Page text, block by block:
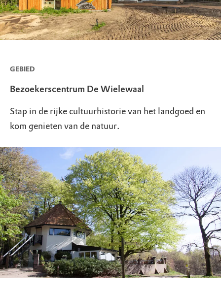
GEBIED
Bezoekerscentrum De Wielewaal
Stap in de rijke cultuurhistorie van het landgoed en
kom genieten van de natuur.